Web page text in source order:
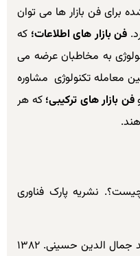
برای فن بازار ها می توان
فن بازار های اطلاعات؛ که
به مخاطبان عرضه می
معامله تکنولوژی مشاوره
فن بازار های ترکیبی؛ که هر
فن بازار چیست؟. نشریه پارک فناوری
سالاری، امین; روح…، سهرابی و سید جمال الدین حسینی. ۱۳۸۲